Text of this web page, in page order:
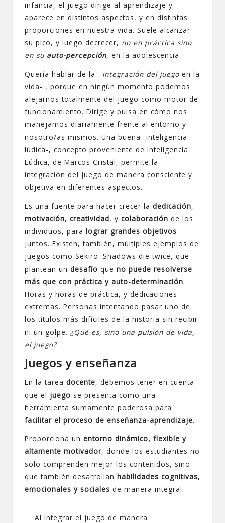
infancia, el juego dirige al aprendizaje y
aparece en distintos aspectos, y en distintas
proporciones en nuestra vida. Suele alcanzar
su pico, y luego decrecer, no en práctica sino
en su auto-percepción, en la adolescencia.
Quería hablar de la –integración del juego en la
vida- , porque en ningún momento podemos
alejarnos totalmente del juego como motor de
funcionamiento. Dirige y pulsa en cómo nos
manejamos diariamente frente al entorno y
nosotro/as mismos. Una buena -inteligencia
lúdica-, concepto proveniente de Inteligencia
Lúdica, de Marcos Cristal, permite la
integración del juego de manera consciente y
objetiva en diferentes aspectos.
Es una fuente para hacer crecer la dedicación,
motivación, creatividad, y colaboración de los
individuos, para lograr grandes objetivos
juntos. Existen, también, múltiples ejemplos de
juegos como Sekiro: Shadows die twice, que
plantean un desafío que no puede resolverse
más que con práctica y auto-determinación.
Horas y horas de práctica, y dedicaciones
extremas. Personas intentando pasar uno de
los títulos más difíciles de la historia sin recibir
ni un golpe. ¿Qué es, sino una pulsión de vida,
el juego?
Juegos y enseñanza
En la tarea docente, debemos tener en cuenta
que el juego se presenta como una
herramienta sumamente poderosa para
facilitar el proceso de enseñanza-aprendizaje.
Proporciona un entorno dinámico, flexible y
altamente motivador, donde los estudiantes no
solo comprenden mejor los contenidos, sino
que también desarrollan habilidades cognitivas,
emocionales y sociales de manera integral.
Al integrar el juego de manera